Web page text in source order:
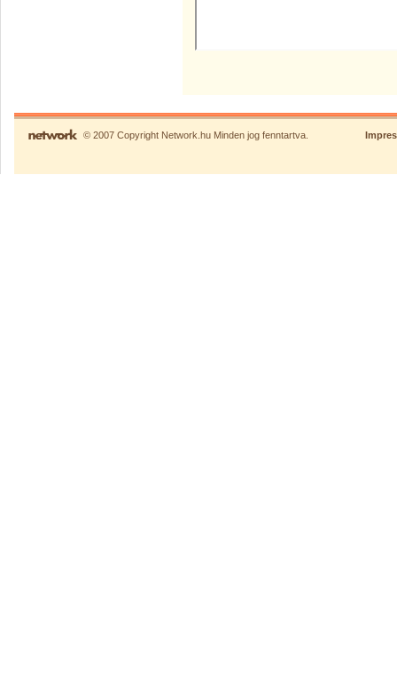
© 2007 Copyright Network.hu Minden jog fenntartva.